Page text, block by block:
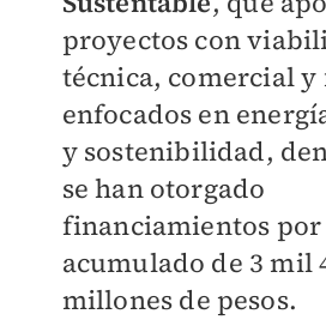
proyectos con
técnica, comercial
enfocados en
y sostenibilidad,
se han otorgado
financiamientos
acumulado de 3 mil
millones de pesos.